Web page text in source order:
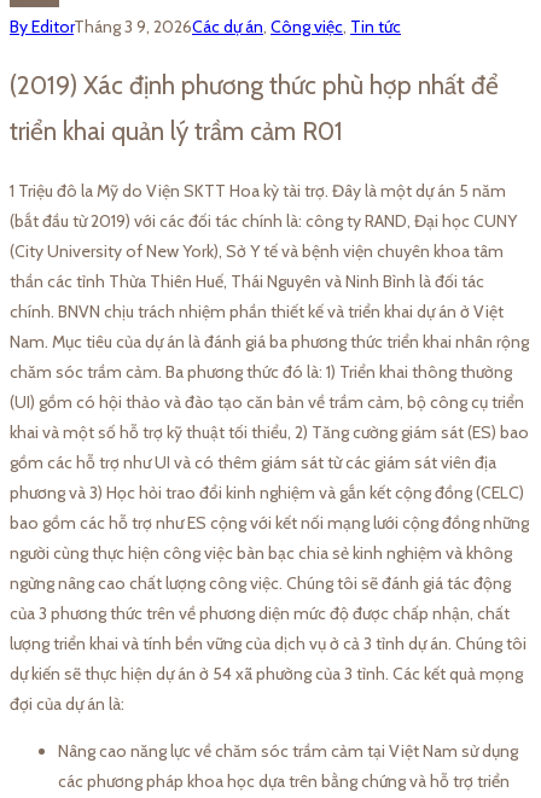
By EditorTháng 3 9, 2026Các dự án, Công việc, Tin tức
(2019) Xác định phương thức phù hợp nhất để
triển khai quản lý trầm cảm R01
1 Triệu đô la Mỹ do Viện SKTT Hoa kỳ tài trợ. Đây là một dự án 5 năm
(bắt đầu từ 2019) với các đối tác chính là: công ty RAND, Đại học CUNY
(City University of New York), Sở Y tế và bệnh viện chuyên khoa tâm
thần các tỉnh Thừa Thiên Huế, Thái Nguyên và Ninh Bình là đối tác
chính. BNVN chịu trách nhiệm phần thiết kế và triển khai dự án ở Việt
Nam. Mục tiêu của dự án là đánh giá ba phương thức triển khai nhân rộng
chăm sóc trầm cảm. Ba phương thức đó là: 1) Triển khai thông thường
(UI) gồm có hội thảo và đào tạo căn bản về trầm cảm, bộ công cụ triển
khai và một số hỗ trợ kỹ thuật tối thiểu, 2) Tăng cường giám sát (ES) bao
gồm các hỗ trợ như UI và có thêm giám sát từ các giám sát viên địa
phương và 3) Học hỏi trao đổi kinh nghiệm và gắn kết cộng đồng (CELC)
bao gồm các hỗ trợ như ES cộng với kết nối mạng lưới cộng đồng những
người cùng thực hiện công việc bàn bạc chia sẻ kinh nghiệm và không
ngừng nâng cao chất lượng công việc. Chúng tôi sẽ đánh giá tác động
của 3 phương thức trên về phương diện mức độ được chấp nhận, chất
lượng triển khai và tính bền vững của dịch vụ ở cả 3 tỉnh dự án. Chúng tôi
dự kiến sẽ thực hiện dự án ở 54 xã phường của 3 tỉnh. Các kết quả mọng
đợi của dự án là:
Nâng cao năng lực về chăm sóc trầm cảm tại Việt Nam sử dụng
các phương pháp khoa học dựa trên bằng chứng và hỗ trợ triển